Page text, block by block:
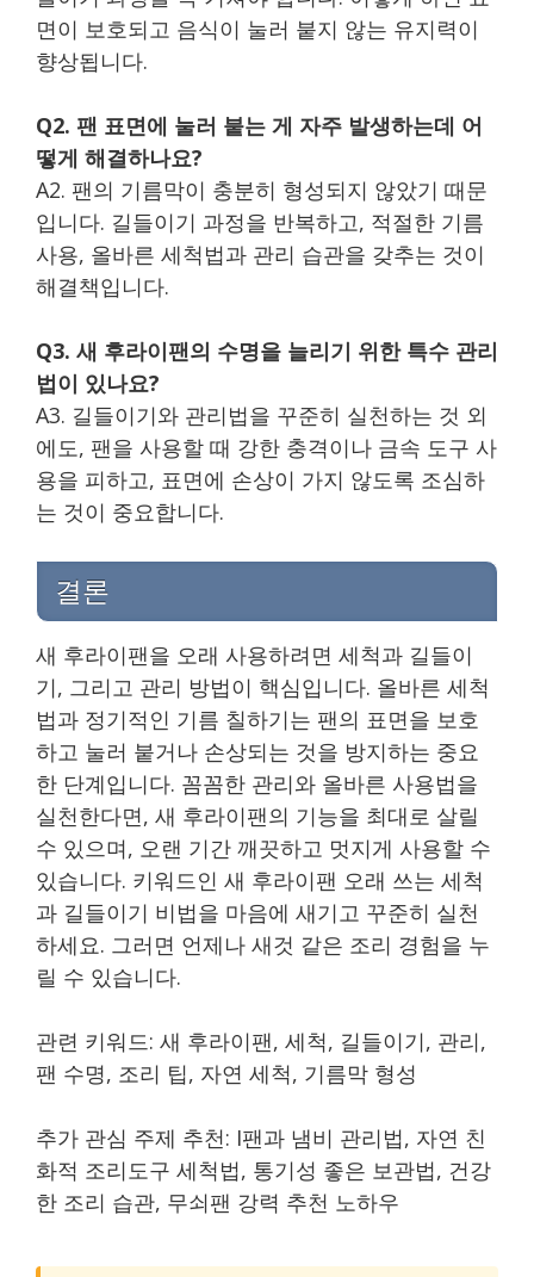
면이 보호되고 음식이 눌러 붙지 않는 유지력이
향상됩니다.
Q2. 팬 표면에 눌러 붙는 게 자주 발생하는데 어
떻게 해결하나요?
A2. 팬의 기름막이 충분히 형성되지 않았기 때문
입니다. 길들이기 과정을 반복하고, 적절한 기름
사용, 올바른 세척법과 관리 습관을 갖추는 것이
해결책입니다.
Q3. 새 후라이팬의 수명을 늘리기 위한 특수 관리
법이 있나요?
A3. 길들이기와 관리법을 꾸준히 실천하는 것 외
에도, 팬을 사용할 때 강한 충격이나 금속 도구 사
용을 피하고, 표면에 손상이 가지 않도록 조심하
는 것이 중요합니다.
결론
새 후라이팬을 오래 사용하려면 세척과 길들이
기, 그리고 관리 방법이 핵심입니다. 올바른 세척
법과 정기적인 기름 칠하기는 팬의 표면을 보호
하고 눌러 붙거나 손상되는 것을 방지하는 중요
한 단계입니다. 꼼꼼한 관리와 올바른 사용법을
실천한다면, 새 후라이팬의 기능을 최대로 살릴
수 있으며, 오랜 기간 깨끗하고 멋지게 사용할 수
있습니다. 키워드인 새 후라이팬 오래 쓰는 세척
과 길들이기 비법을 마음에 새기고 꾸준히 실천
하세요. 그러면 언제나 새것 같은 조리 경험을 누
릴 수 있습니다.
관련 키워드: 새 후라이팬, 세척, 길들이기, 관리,
팬 수명, 조리 팁, 자연 세척, 기름막 형성
추가 관심 주제 추천: I팬과 냄비 관리법, 자연 친
화적 조리도구 세척법, 통기성 좋은 보관법, 건강
한 조리 습관, 무쇠팬 강력 추천 노하우